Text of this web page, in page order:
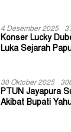
4 Desember 2025
Konser Lucky
Luka Sejarah
30 Oktober 2025
PTUN Jayapura
Akibat Bupati